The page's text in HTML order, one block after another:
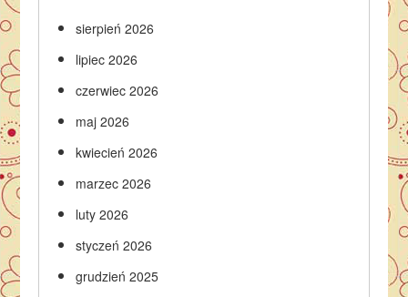
sierpień 2026
lipiec 2026
czerwiec 2026
maj 2026
kwiecień 2026
marzec 2026
luty 2026
styczeń 2026
grudzień 2025